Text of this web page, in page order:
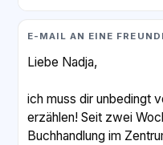
E-MAIL AN EINE
Liebe Nadja,
ich muss dir unbedingt
erzählen! Seit zwei
Buchhandlung im